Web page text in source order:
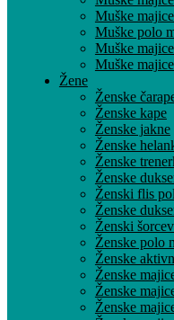
Muške
Muške polo
Muške
Muške
Žene
Ženske
Ženske kape
Ženske jakne
Ženske
Ženske
Ženske
Ženski flis
Ženske
Ženski
Ženske polo
Ženske
Ženske
Ženske
Ženske